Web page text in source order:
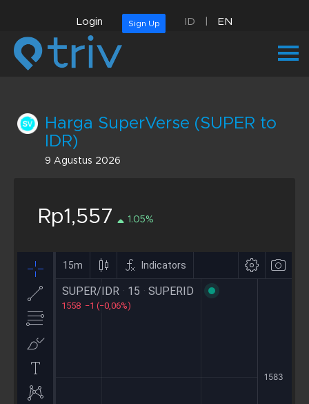
Login Sign Up ID EN
Harga SuperVerse (SUPER to
IDR)
9 Agustus 2026
Rp1,557 1.05%